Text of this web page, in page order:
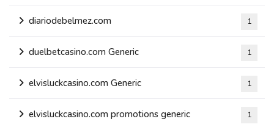
diariodebelmez.com 1
duelbetcasino.com Generic 1
elvisluckcasino.com Generic 1
elvisluckcasino.com promotions generic 1